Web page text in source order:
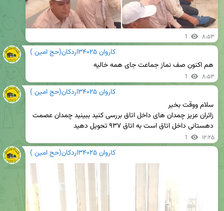
1 ۸:۵۳
کاروان ۳۴۰۲۵اردکان(حج امین )
هم اکنون صف نماز جماعت جای همه خالیه
1 ۸:۵۳
کاروان ۳۴۰۲۵اردکان(حج امین )
دهستانی داخل اتاق است به اتاق ۹۳۷ تحویل دهید
1 ۱۲:۲۵
کاروان ۳۴۰۲۵اردکان(حج امین )